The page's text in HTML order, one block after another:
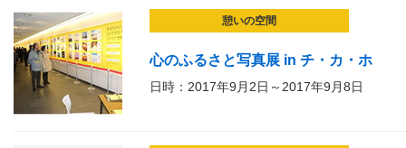
憩いの空間
心のふるさと写真展 in チ・カ・ホ
日時：2017年9月2日～2017年9月8日